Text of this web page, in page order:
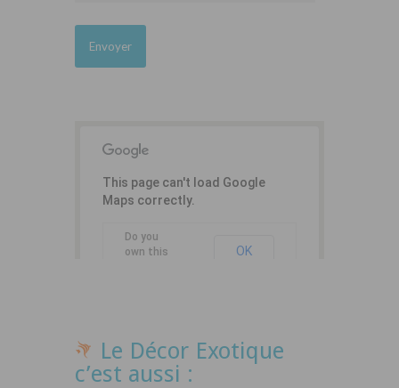
This page can't load Google
Maps correctly.
Do you
own this
OK
Le Décor Exotique
c’est aussi :